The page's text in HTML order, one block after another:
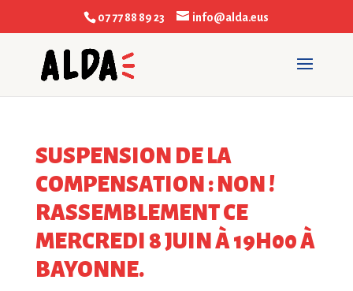
07 77 88 89 23 info@alda.eus
SUSPENSION DE LA
COMPENSATION : NON !
RASSEMBLEMENT CE
MERCREDI 8 JUIN À 19H00 À
BAYONNE.